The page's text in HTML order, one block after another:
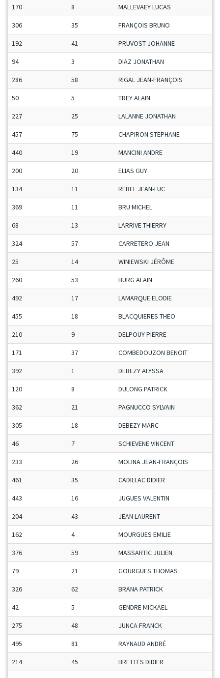
170 8 MALLEVAEY LUCAS
306 35 FRANÇOIS BRUNO
192 41 PRUVOST JOHANNE
94 3 DIAZ JONATHAN
286 58 RIGAL JEAN-FRANÇOIS
50 5 TREY ALAIN
227 25 LALANNE JONATHAN
457 75 CHAPIRON STEPHANE
440 19 MANCINI ANDRE
200 20 ELIAS GUY
134 11 REBEL JEAN-LUC
369 11 BRU MICHEL
68 13 LARRIVE THIERRY
324 57 CARRETERO JEAN
25 14 WINIEWSKI JÉRÔME
260 53 BURG ALAIN
492 17 LAMARQUE ELODIE
455 18 BLACQUIERES THEO
210 9 DELPOUY PIERRE
171 37 COMBEDOUZON BENOIT
392 1 DEBEZY ALYSSA
120 8 DULONG PATRICK
362 21 PAGNUCCO SYLVAIN
305 18 DEBEZY MARC
46 7 SCHIEVENE VINCENT
233 26 MOLINA JEAN-FRANÇOIS
461 35 CADILLAC DIDIER
443 16 JUGUES VALENTIN
204 43 JEAN LAURENT
162 4 MOURGUES EMILIE
376 59 MASSARTIC JULIEN
79 21 GOURGUES THOMAS
326 62 BRANA PATRICK
42 5 GENDRE MICKAEL
275 48 JUNCA FRANCK
495 81 RAYNAUD ANDRÉ
214 45 BRETTES DIDIER